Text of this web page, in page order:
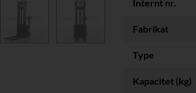
Internt nr.
Fabrikat
Type
Kapacitet (kg)